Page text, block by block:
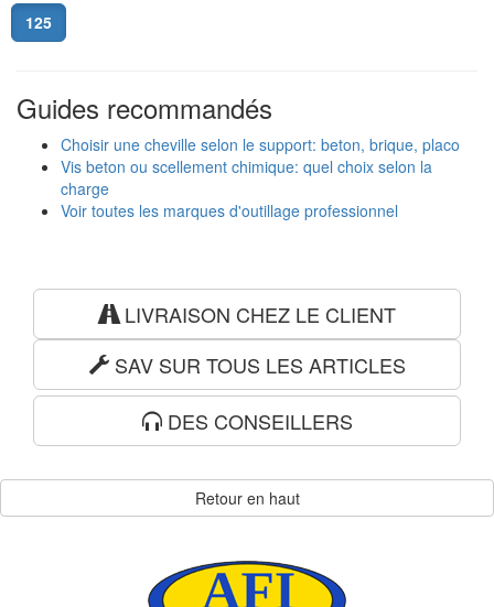
125
Guides recommandés
Choisir une cheville selon le support: beton, brique, placo
Vis beton ou scellement chimique: quel choix selon la
charge
Voir toutes les marques d'outillage professionnel
LIVRAISON CHEZ LE CLIENT
SAV SUR TOUS LES ARTICLES
DES CONSEILLERS
Retour en haut